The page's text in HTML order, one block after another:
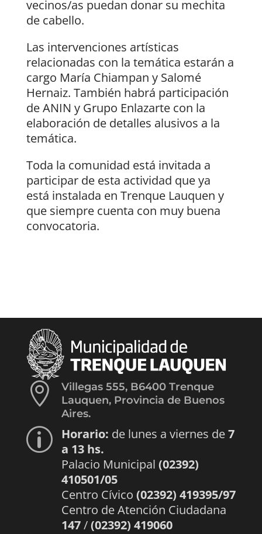
vecinos/as puedan donar su mechita
de cabello.
Las intervenciones artísticas
relacionadas con la temática estarán a
cargo María Chiampan y Salomé
Hernaiz. También habrá participación
de ANIN y Grupo Enlazarte con la
elaboración de detalles alusivos a la
temática.
Toda la comunidad está invitada a
participar de esta actividad que ya
está instalada en Trenque Lauquen y
que siempre cuenta con muy buena
convocatoria.

Villegas 555, B6400 Trenque
Lauquen, Provincia de Buenos
Aires.
p Horario: de lunes a viernes de7
a 13 hs.
Palacio Municipal (02392)
410501/05
Centro Cívico (02392) 419395/97
Centro de Atención Ciudadana
147/(02392) 419060